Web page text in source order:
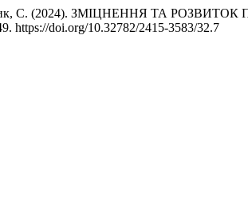
С. (2024). ЗМІЦНЕННЯ ТА
https://doi.org/10.32782/2415-3583/32.7